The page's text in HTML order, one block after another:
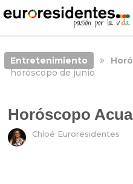
Entretenimiento
horóscopo de junio
Horóscopo
Chloé Euroresidentes